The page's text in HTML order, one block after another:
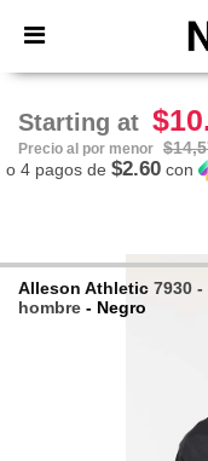
× App de
¡Mejores
Starting at
Precio al por menor
o 4 pagos de $2.60 con
Alleson Athletic 7930
hombre - Negro